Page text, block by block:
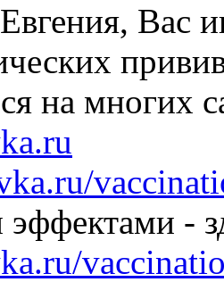
Вас
на многих
-